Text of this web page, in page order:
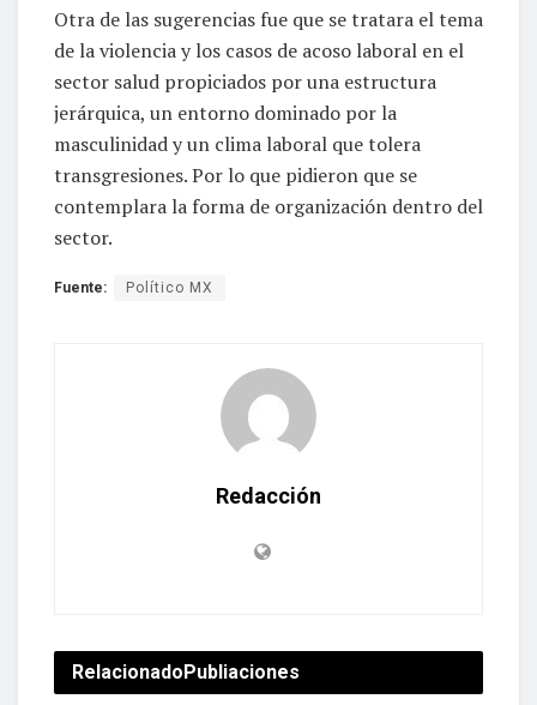
Otra de las sugerencias fue que se tratara el tema
de la violencia y los casos de acoso laboral en el
sector salud propiciados por una estructura
jerárquica, un entorno dominado por la
masculinidad y un clima laboral que tolera
transgresiones. Por lo que pidieron que se
contemplara la forma de organización dentro del
sector.
Fuente: Político MX
Redacción
RelacionadoPubliaciones